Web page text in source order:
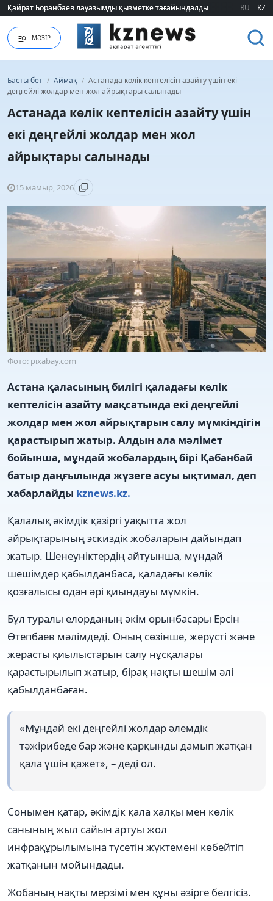
Қайрат Боранбаев лауазымды қызметке тағайындалды
Қайрат Боранбаев лауазымды қызметке тағайындалды RU KZ
МӘЗІР
Басты бет / Аймақ / Астанада көлік кептелісін азайту үшін екі
деңгейлі жолдар мен жол айрықтары салынады
Астанада көлік кептелісін азайту үшін
екі деңгейлі жолдар мен жол
айрықтары салынады
15 мамыр, 2026
Фото: pixabay.com
Астана қаласының билігі қаладағы көлік
кептелісін азайту мақсатында екі деңгейлі
жолдар мен жол айрықтарын салу мүмкіндігін
қарастырып жатыр. Алдын ала мәлімет
бойынша, мұндай жобалардың бірі Қабанбай
батыр даңғылында жүзеге асуы ықтимал, деп
хабарлайды kznews.kz.
Қалалық әкімдік қазіргі уақытта жол
айрықтарының эскиздік жобаларын дайындап
жатыр. Шенеуніктердің айтуынша, мұндай
шешімдер қабылданбаса, қаладағы көлік
қозғалысы одан әрі қиындауы мүмкін.
Бұл туралы елорданың әкім орынбасары Ерсін
Өтепбаев мәлімдеді. Оның сөзінше, жерүсті және
жерасты қиылыстарын салу нұсқалары
қарастырылып жатыр, бірақ нақты шешім әлі
қабылданбаған.
«Мұндай екі деңгейлі жолдар әлемдік
тәжірибеде бар және қарқынды дамып жатқан
қала үшін қажет», – деді ол.
Сонымен қатар, әкімдік қала халқы мен көлік
санының жыл сайын артуы жол
инфрақұрылымына түсетін жүктемені көбейтіп
жатқанын мойындады.
Жобаның нақты мерзімі мен құны әзірге белгісіз.